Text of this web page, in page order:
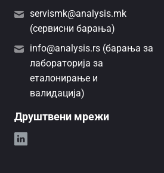
servismk@analysis.mk
(сервисни барања)
info@analysis.rs (барања за
лабораторија за
еталонирање и
валидација)
Друштвени мрежи